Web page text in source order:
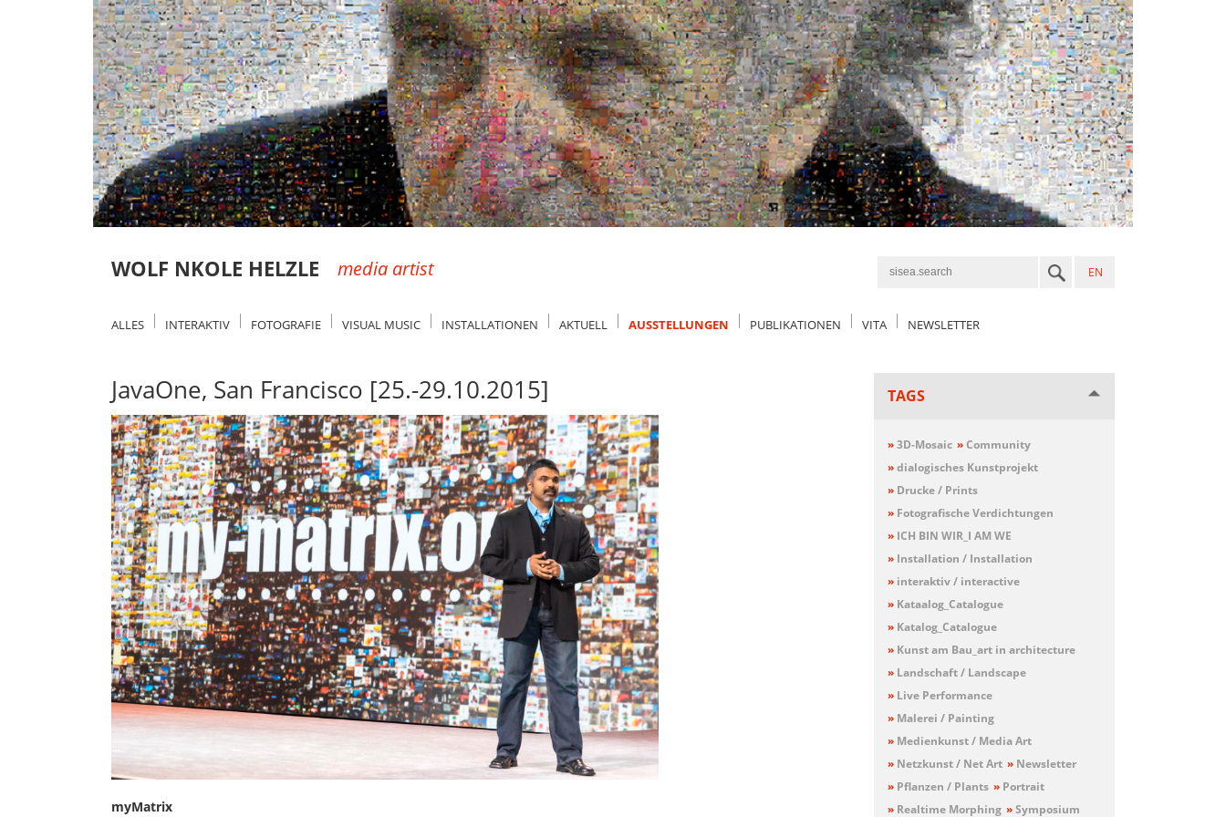
WOLF NKOLE HELZLE media artist EN
ALLES INTERAKTIV FOTOGRAFIE VISUAL MUSIC INSTALLATIONEN AKTUELL AUSSTELLUNGEN PUBLIKATIONEN VITA NEWSLETTER
TAGS
»3D-Mosaic »Community
»dialogisches Kunstprojekt
» Drucke / Prints
» Fotografische Verdichtungen
» ICH BIN WIR_I AM WE
» Installation / Installation
» interaktiv / interactive
» Kataalog_Catalogue
» Katalog_Catalogue
» Kunst am Bau_art in architecture
» Landschaft / Landscape
» Live Performance
» Malerei / Painting
» Medienkunst / Media Art
» Netzkunst / Net Art » Newsletter
» Pflanzen / Plants » Portrait
» Realtime Morphing »Symposium
JavaOne, San Francisco [25.-29.10.2015]
myMatrix